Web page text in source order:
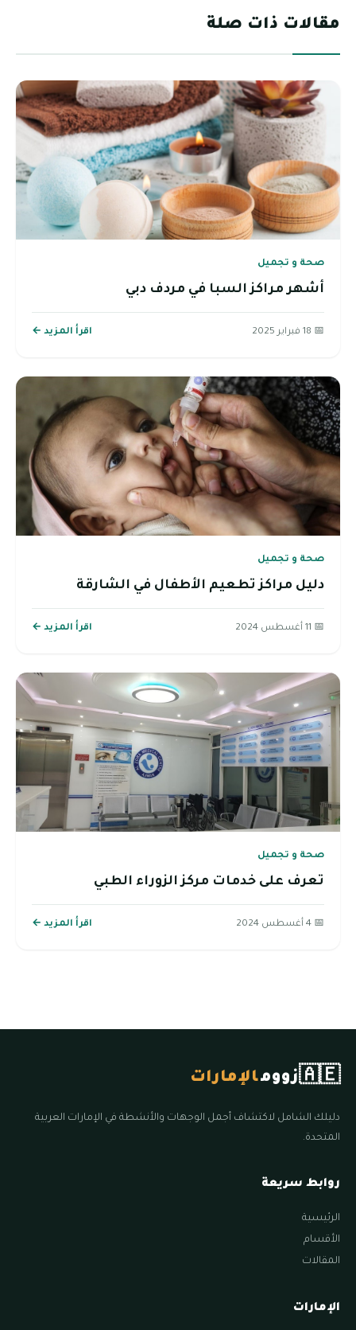
مقالات ذات صلة
صحة و تجميل
أشهر مراكز السبا في مردف دبي
📅 18 فبراير 2025 اقرأ المزيد ←
صحة و تجميل
دليل مراكز تطعيم الأطفال في الشارقة
📅 11 أغسطس 2024 اقرأ المزيد ←
صحة و تجميل
تعرف على خدمات مركز الزوراء الطبي
📅 4 أغسطس 2024 اقرأ المزيد ←
🇦🇪زوومالإمارات
دليلك الشامل لاكتشاف أجمل الوجهات والأنشطة في الإمارات العربية
المتحدة.
روابط سريعة
الرئيسية
الأقسام
المقالات
الإمارات